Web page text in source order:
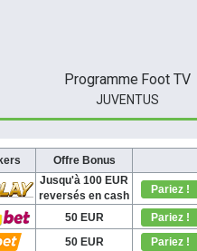
Programme Foot TV
JUVENTUS